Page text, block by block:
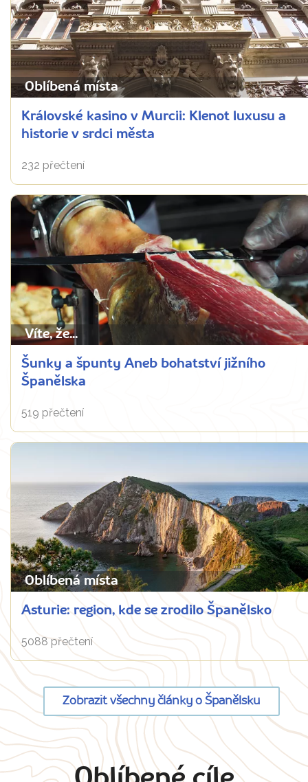
Oblíbená místa
Královské kasino v Murcii: Klenot luxusu a
historie v srdci města
232 přečtení
Víte, že...
Šunky a špunty Aneb bohatství jižního
Španělska
519 přečtení
Oblíbená místa
Asturie: region, kde se zrodilo Španělsko
5088 přečtení
Zobrazit všechny články o Španělsku